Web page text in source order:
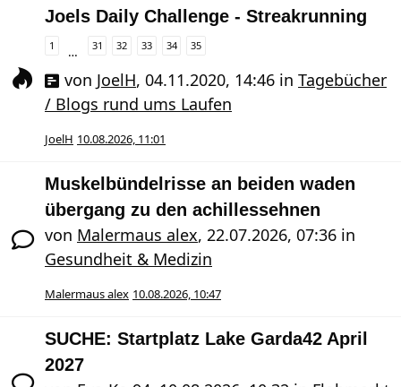
Joels Daily Challenge - Streakrunning
1 … 31 32 33 34 35
von JoelH, 04.11.2020, 14:46 in Tagebücher
/ Blogs rund ums Laufen
JoelH 10.08.2026, 11:01
Muskelbündelrisse an beiden waden
übergang zu den achillessehnen
von Malermaus alex, 22.07.2026, 07:36 in
Gesundheit & Medizin
Malermaus alex 10.08.2026, 10:47
SUCHE: Startplatz Lake Garda42 April
2027